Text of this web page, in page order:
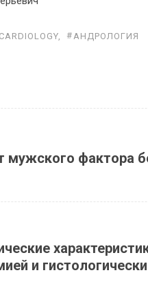
, АНДРОЛОГИЯ
мужского фактора
и